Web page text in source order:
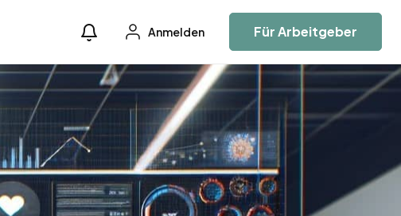
Anmelden Für Arbeitgeber